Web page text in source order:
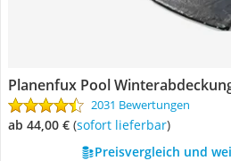
Planenfux Pool
2031 Bewertungen
ab 44,00 € ( Sofort lieferbar)
Preisvergleich und